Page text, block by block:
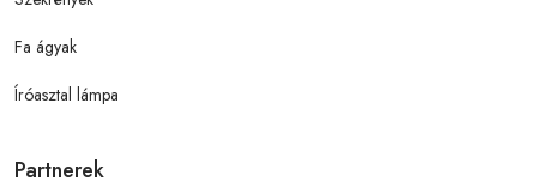
Fa ágyak
Íróasztal lámpa
Partnerek